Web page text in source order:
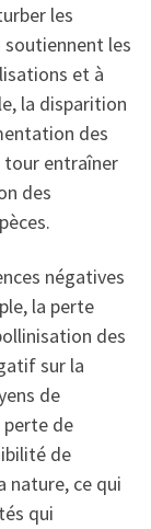
les
les
et à
la disparition
des
tour entraîner
des
négatives
la perte
des
sur la
de
perte de
de
nature, ce qui
qui